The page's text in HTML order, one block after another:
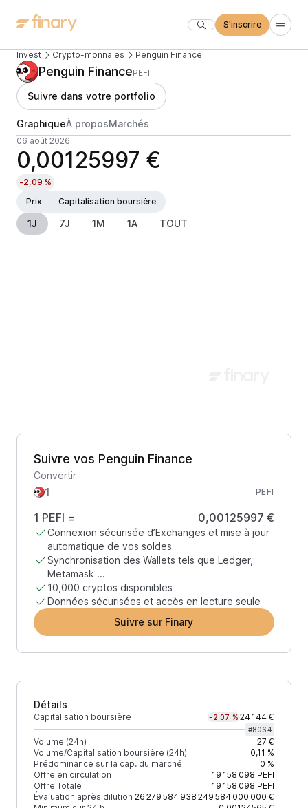
S'inscrire
Invest Crypto-monnaies Penguin Finance
Penguin FinancePEFI
Suivre dans votre portfolio
GraphiqueÀ proposMarchés
06 août 2026
0,00125997 €
-2,09 %
Prix
Capitalisation boursière
1J 7J 1M 1A TOUT
Suivre vos Penguin Finance
Convertir
PEFI
1 PEFI = 0,00125997 €
Connexion sécurisée d’Exchanges et mise à jour
automatique de vos soldes
Synchronisation des Wallets tels que Ledger,
Metamask ...
10,000 cryptos disponibles
Données sécurisées et accès en lecture seule
Suivre sur Finary
Détails
Capitalisation boursière -2,07 % 24 144 €
#8064
Volume (24h)
27 €
Volume/Capitalisation boursière (24h)
0,11 %
Prédominance sur la cap. du marché
0 %
Offre en circulation
19 158 098 PEFI
Offre Totale
19 158 098 PEFI
Évaluation après dilution 26 279 584 938 249 584 000 000 €